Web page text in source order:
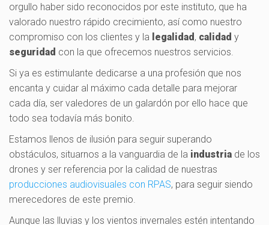
orgullo haber sido reconocidos por este instituto, que ha
valorado nuestro rápido crecimiento, así como nuestro
compromiso con los clientes y la legalidad , calidad y
seguridad con la que ofrecemos nuestros servicios.
Si ya es estimulante dedicarse a una profesión que nos
encanta y cuidar al máximo cada detalle para mejorar
cada día, ser valedores de un galardón por ello hace que
todo sea todavía más bonito.
Estamos llenos de ilusión para seguir superando
obstáculos, situarnos a la vanguardia de la industria de los
drones y ser referencia por la calidad de nuestras
producciones audiovisuales con RPAS, para seguir siendo
merecedores de este premio.
Aunque las lluvias y los vientos invernales estén intentando